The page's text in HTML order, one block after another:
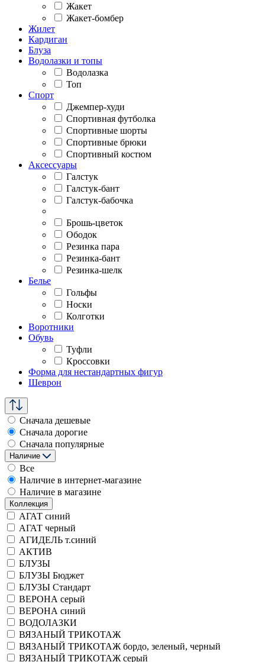
Жакет
Жакет-бомбер
Жилет
Кардиган
Блуза
Водолазки и топы
Водолазка
Топ
Спорт
Джемпер-худи
Спортивная футболка
Спортивные шорты
Спортивные брюки
Спортивный костюм
Аксессуары
Галстук
Галстук-бант
Галстук-бабочка
Брошь-цветок
Ободок
Резинка пара
Резинка-бант
Резинка-шелк
Белье
Гольфы
Носки
Колготки
Воротники
Обувь
Туфли
Кроссовки
Форма для нестандартных фигур
Шеврон
Сначала дешевые
Сначала дорогие
Сначала популярные
Наличие
Все
Наличие в интернет-магазине
Наличие в магазине
Коллекция
АГАТ синий
АГАТ черный
АГИДЕЛЬ т.синий
АКТИВ
БЛУЗЫ
БЛУЗЫ Бюджет
БЛУЗЫ Стандарт
ВЕРОНА серый
ВЕРОНА синий
ВОДОЛАЗКИ
ВЯЗАНЫЙ ТРИКОТАЖ
ВЯЗАНЫЙ ТРИКОТАЖ бордо, зеленый, черный
ВЯЗАНЫЙ ТРИКОТАЖ серый